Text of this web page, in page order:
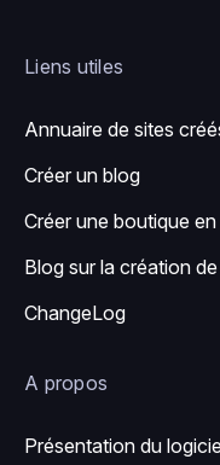
Liens utiles
Annuaire de sites
Créer un blog
Créer une boutique en
Blog sur la création
ChangeLog
A propos
Présentation du